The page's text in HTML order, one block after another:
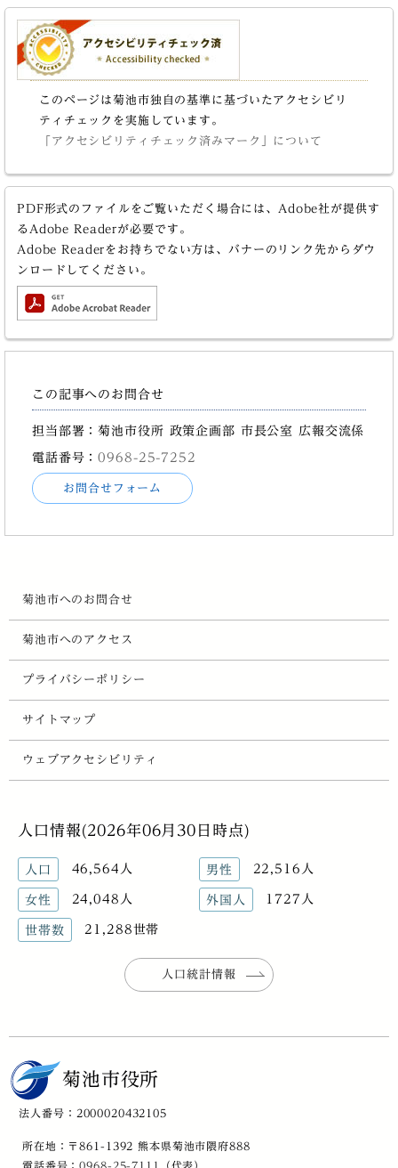
このページは菊池市独自の基準に基づいたアクセシビリ
ティチェックを実施しています。
「アクセシビリティチェック済みマーク」について
PDF形式のファイルをご覧いただく場合には、Adobe社が提供す
るAdobe Readerが必要です。
Adobe Readerをお持ちでない方は、バナーのリンク先からダウ
ンロードしてください。
この記事へのお問合せ
担当部署：菊池市役所 政策企画部 市長公室 広報交流係
電話番号：0968-25-7252
お問合せフォーム
菊池市へのお問合せ
菊池市へのアクセス
プライバシーポリシー
サイトマップ
ウェブアクセシビリティ
人口情報(2026年06月30日時点)
人口 46,564人 男性 22,516人
女性 24,048人 外国人 1727人
世帯数 21,288世帯
人口統計情報
菊池市役所
法人番号：2000020432105
所在地：〒861-1392 熊本県菊池市隈府888
電話番号：0968-25-7111 （代表）